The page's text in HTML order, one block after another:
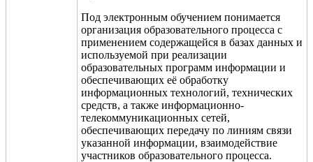
Под электронным обучением понимается
организация образовательного процесса с
применением содержащейся в базах данных и
используемой при реализации
образовательных программ информации и
обеспечивающих её обработку
информационных технологий, технических
средств, а также информационно­-
телекоммуникационных сетей,
обеспечивающих передачу по линиям связи
указанной информации, взаимодействие
участников образовательного процесса.